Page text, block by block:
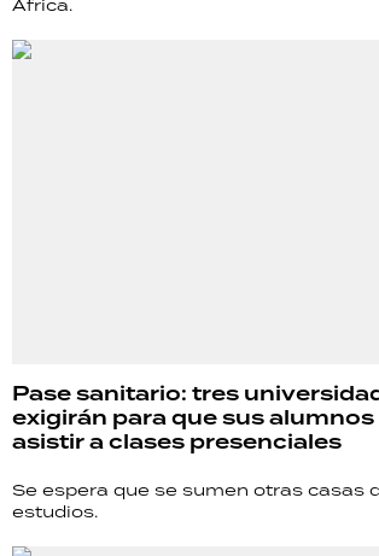
África.
Pase sanitario: tres
exigirán para que sus
asistir a clases presenciales
Se espera que se sumen otras casas
estudios.